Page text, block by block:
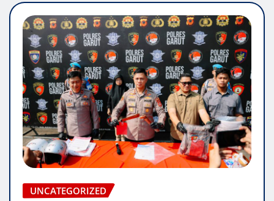
UNCATEGORIZED